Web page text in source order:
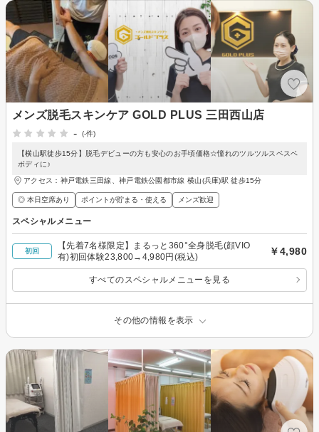
メンズ脱毛スキンケア GOLD PLUS 三田西山店
-
(-件)
【横山駅徒歩15分】脱毛デビューの方も安心のお手頃価格☆憧れのツルツルスベスベ
ボディに♪
アクセス：神戸電鉄三田線、神戸電鉄公園都市線 横山(兵庫)駅 徒歩15分
◎ 本日空席あり ポイントが貯まる・使える メンズ歓迎
スペシャルメニュー
初回
【先着7名様限定】まるっと360°全身脱毛(顔VIO
有)初回体験23,800→4,980円(税込)
￥4,980
すべてのスペシャルメニューを見る
その他の情報を表示